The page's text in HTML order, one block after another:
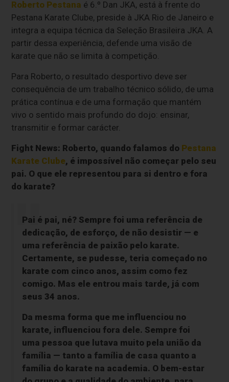
Roberto Pestana é 6.º Dan JKA, está à frente do
Pestana Karate Clube, preside à JKA Rio de Janeiro e
integra a equipa técnica da Seleção Brasileira JKA. A
partir dessa experiência, defende uma visão de
karate que não se limita à competição.
Para Roberto, o resultado desportivo deve ser
consequência de um trabalho técnico sólido, de uma
prática contínua e de uma formação que mantém
vivo o sentido mais profundo do dojo: ensinar,
transmitir e formar carácter.
Fight News: Roberto, quando falamos do Pestana
Karate Clube, é impossível não começar pelo seu
pai. O que ele representou para si dentro e fora
do karate?
Pai é pai, né? Sempre foi uma referência de
dedicação, de esforço, de não desistir — e
uma referência de paixão pelo karate.
Certamente, se pudesse, teria começado no
karate com cinco anos, assim como fez
comigo. Mas ele entrou mais tarde, já com
seus 34 anos.
Da mesma forma que me influenciou no
karate, influenciou fora dele. Sempre foi
uma pessoa que lutava muito pela união da
família — tanto a família de casa quanto a
família do karate na academia. O bem-estar